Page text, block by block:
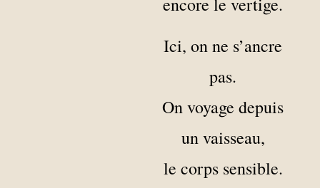
Ici, on ne s’ancre
pas.
On voyage depuis
un vaisseau,
le corps sensible.